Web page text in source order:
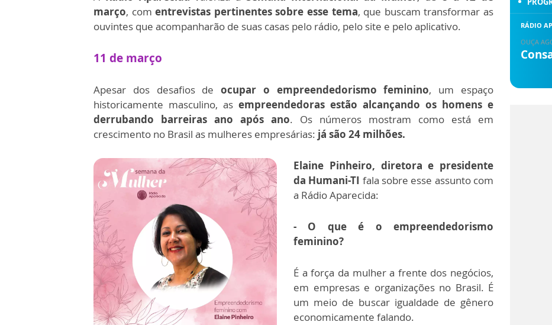
março, comentrevistas pertinentes sobre esse tema, que buscam transformar as
ouvintes que acompanharão de suas casas pelo rádio, pelo site e pelo aplicativo.
11 de março
Apesar dos desafios deocupar o empreendedorismo feminino, um espaço
historicamente masculino, as empreendedoras estão alcançando os homens e
derrubando barreiras ano após ano. Os números mostram como está em
crescimento no Brasil as mulheres empresárias: já são 24 milhões.
Elaine Pinheiro, diretora e presidente
da Humani-TI fala sobre esse assunto com
a Rádio Aparecida:
- O que é o empreendedorismo
feminino?
É a força da mulher a frente dos negócios,
em empresas e organizações no Brasil. É
um meio de buscar igualdade de gênero
economicamente falando.
RÁDIO
OUÇA